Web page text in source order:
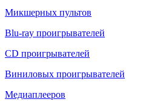
Микшерных пультов
Blu-ray проигрывателей
CD проигрывателей
Виниловых проигрывателей
Медиаплееров